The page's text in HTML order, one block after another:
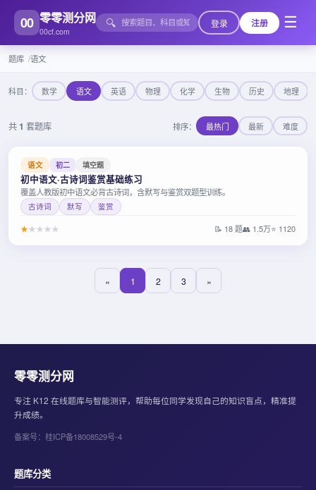
00 零零测分网
00cf.com
🔍 登录 注册 ☰
题库 语文
科目： 数学 语文 英语 物理 化学 生物 历史 地理
共 1 套题库 排序： 最热门 最新 难度
语文 初二 填空题
初中语文·古诗词鉴赏基础练习
覆盖人教版初中语文必背古诗词，含默写与鉴赏双题型训练。
古诗词 默写 鉴赏
★★ ★ ★ ★ 📝 18 题👥 1.5万⭐ 1120
« 1 2 3 »
零零测分网
专注 K12 在线题库与智能测评，帮助每位同学发现自己的知识盲点，精准提
升成绩。
备案号：桂ICP备18008529号-4
题库分类